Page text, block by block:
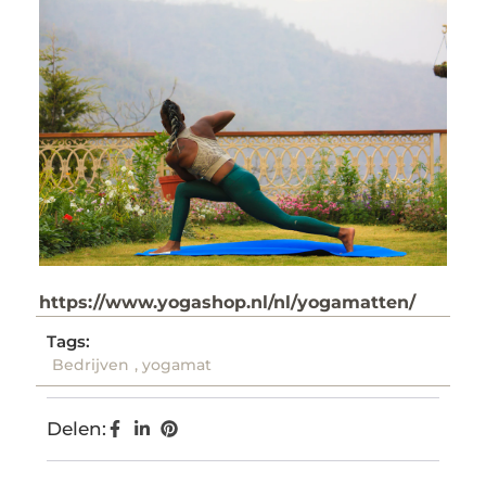
https://www.yogashop.nl/nl/yogamatten/
Tags:
Bedrijven , yogamat
Delen: